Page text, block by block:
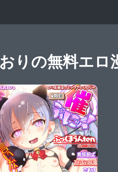
りの無料エロ